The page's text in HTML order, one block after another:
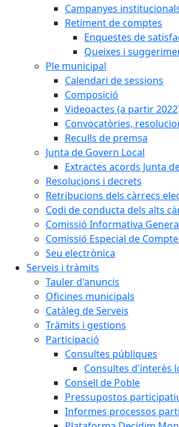
Campanyes
Retiment de comptes
Enquestes de
Queixes i
Ple municipal
Calendari de sessions
Composició
Videoactes (a partir
Convocatòries,
Reculls de premsa
Junta de Govern Local
Extractes acords Junta
Resolucions i decrets
Retribucions dels càrrecs
Codi de conducta dels alts
Comissió Informativa
Comissió Especial de
Seu electrònica
Serveis i tràmits
Tauler d'anuncis
Oficines municipals
Catàleg de Serveis
Tràmits i gestions
Participació
Consultes públiques
Consultes d'interès
Consell de Poble
Pressupostos
Informes processos